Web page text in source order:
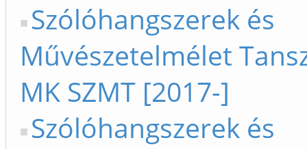
Szólóhangszerek és
Művészetelmélet
MK SZMT [2017-]
Szólóhangszerek és